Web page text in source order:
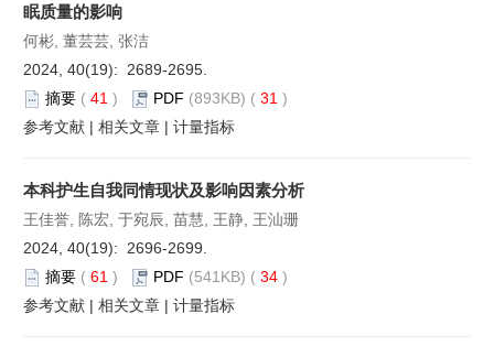
眠质量的影响
何彬, 董芸芸, 张洁
2024, 40(19): 2689-2695.
摘要 ( 41 ) PDF (893KB) ( 31 )
参考文献 | 相关文章 | 计量指标
本科护生自我同情现状及影响因素分析
王佳誉, 陈宏, 于宛辰, 苗慧, 王静, 王汕珊
2024, 40(19): 2696-2699.
摘要 ( 61 ) PDF (541KB) ( 34 )
参考文献 | 相关文章 | 计量指标